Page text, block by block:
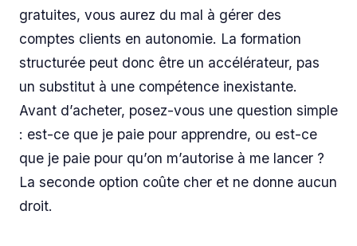
gratuites, vous aurez du mal à gérer des
comptes clients en autonomie. La formation
structurée peut donc être un accélérateur, pas
un substitut à une compétence inexistante.
Avant d’acheter, posez-vous une question simple
: est-ce que je paie pour apprendre, ou est-ce
que je paie pour qu’on m’autorise à me lancer ?
La seconde option coûte cher et ne donne aucun
droit.